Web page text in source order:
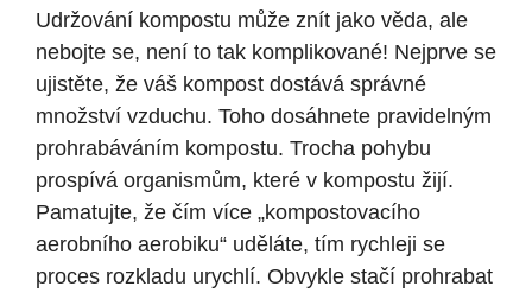
Udržování kompostu může znít jako věda, ale
nebojte se, není to tak komplikované! Nejprve se
ujistěte, že váš kompost dostává správné
množství vzduchu. Toho dosáhnete pravidelným
prohrabáváním kompostu. Trocha pohybu
prospívá organismům, které v kompostu žijí.
Pamatujte, že čím více „kompostovacího
aerobního aerobiku“ uděláte, tím rychleji se
proces rozkladu urychlí. Obvykle stačí prohrabat